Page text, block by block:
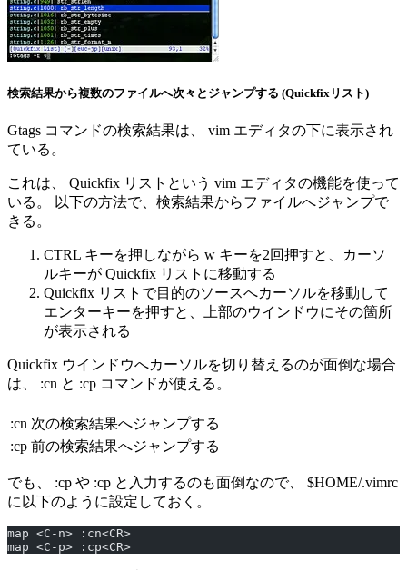
検索結果から複数のファイルへ次々とジャンプする (Quickfixリスト)
Gtags コマンドの検索結果は、 vim エディタの下に表示され
ている。
これは、 Quickfix リストという vim エディタの機能を使って
いる。 以下の方法で、検索結果からファイルへジャンプで
きる。
CTRL キーを押しながら w キーを2回押すと、カーソ
ルキーが Quickfix リストに移動する
Quickfix リストで目的のソースへカーソルを移動して
エンターキーを押すと、上部のウインドウにその箇所
が表示される
Quickfix ウインドウへカーソルを切り替えるのが面倒な場合
は、 :cn と :cp コマンドが使える。
:cn 次の検索結果へジャンプする
:cp 前の検索結果へジャンプする
でも、 :cp や :cp と入力するのも面倒なので、 $HOME/.vimrc
に以下のように設定しておく。
map <C-n> :cn<CR>
map <C-p> :cp<CR>